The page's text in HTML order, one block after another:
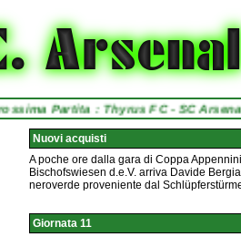
Prossima Partita : Thyrus FC - SC
Nuovi acquisti
A poche ore dalla gara di Coppa
Bischofswiesen d.e.V. arriva Davide
neroverde proveniente dal
Giornata 11